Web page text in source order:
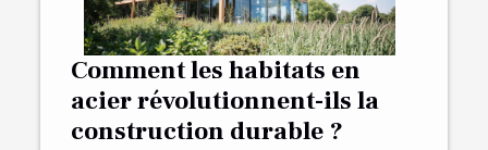
Comment les habitats en
acier révolutionnent-ils la
construction durable ?